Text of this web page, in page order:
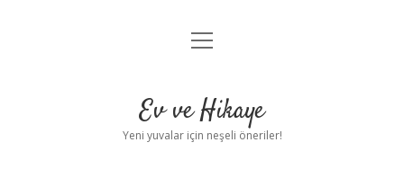
Anasayfa
Yasal Uyarı
menüyü
Ev ve Hikaye
Yeni yuvalar için neşeli öneriler!